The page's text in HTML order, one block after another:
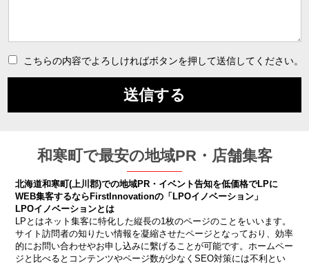
こちらの内容でよろしければボタンを押して送信してください。
和寒町で最安の地域PR・店舗集客
北海道和寒町(上川郡)での地域PR・イベント告知を低価格でLPに
WEB集客するならFirstInnovationの「LPOイノベーション」
LPOイノベーションとは
LPとはネット集客に特化した縦長の1枚のページのことをいいます。
サイト訪問者の知りたい情報を凝縮させたページとなっており、効率
的にお問い合わせやお申し込みに繫げることが可能です。ホームペー
ジと比べるとコンテンツやページ数が少なくSEO対策には不利とい